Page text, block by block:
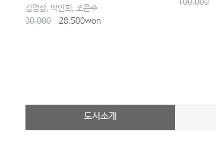
김영삼, 박인희, 조은주
30,000
28,500won
도서소개